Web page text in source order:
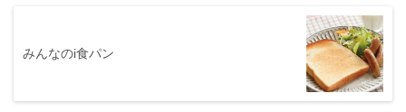
みんなのi食パン